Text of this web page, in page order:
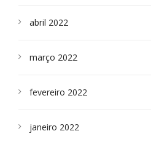
abril 2022
março 2022
fevereiro 2022
janeiro 2022